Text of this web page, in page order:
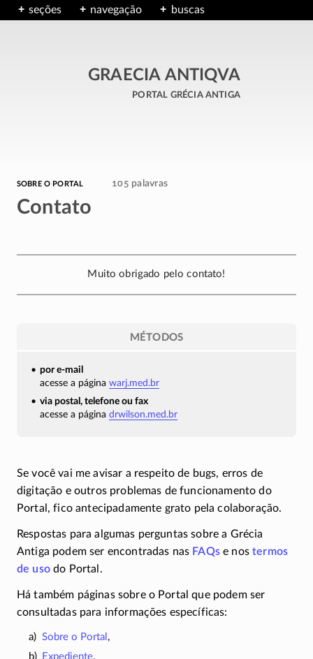
seções navegação buscas
GRAECIA ANTIQVA
portal grécia antiga
sobre o portal 105 palavras
Contato
Muito obrigado pelo contato!
MÉTODOS
por e-mail
acesse a página warj.med.br
via postal, telefone ou fax
acesse a página drwilson.med.br
Se você vai me avisar a respeito de bugs, erros de
digitação e outros problemas de funcionamento do
Portal, fico antecipadamente grato pela colaboração.
Respostas para algumas perguntas sobre a Grécia
Antiga podem ser encontradas nas FAQse nostermos
de usodo Portal.
Há também páginas sobre o Portal que podem ser
consultadas para informações específicas:
Sobre o Portal ,
Expediente,